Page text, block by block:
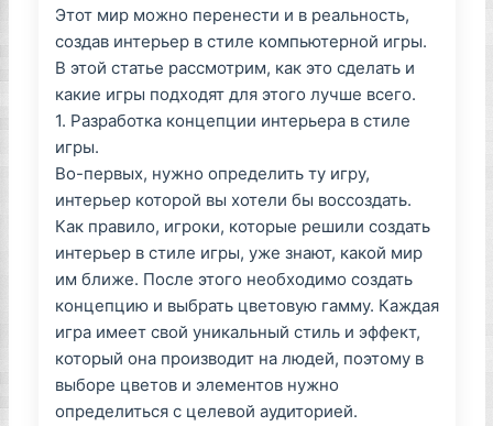
Этот мир можно перенести и в реальность,
создав интерьер в стиле компьютерной игры.
В этой статье рассмотрим, как это сделать и
какие игры подходят для этого лучше всего.
1. Разработка концепции интерьера в стиле
игры.
Во-первых, нужно определить ту игру,
интерьер которой вы хотели бы воссоздать.
Как правило, игроки, которые решили создать
интерьер в стиле игры, уже знают, какой мир
им ближе. После этого необходимо создать
концепцию и выбрать цветовую гамму. Каждая
игра имеет свой уникальный стиль и эффект,
который она производит на людей, поэтому в
выборе цветов и элементов нужно
определиться с целевой аудиторией.